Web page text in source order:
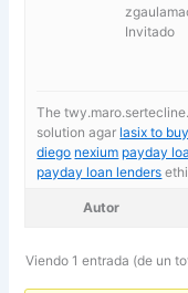
Invitado
The
solution agar lasix to
diego nexium payday
payday loan lenders
Autor
Viendo 1 entrada (de un